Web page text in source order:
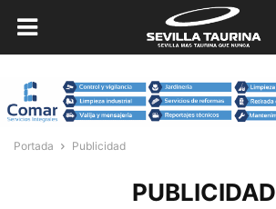
Portada Publicidad
PUBLICIDAD